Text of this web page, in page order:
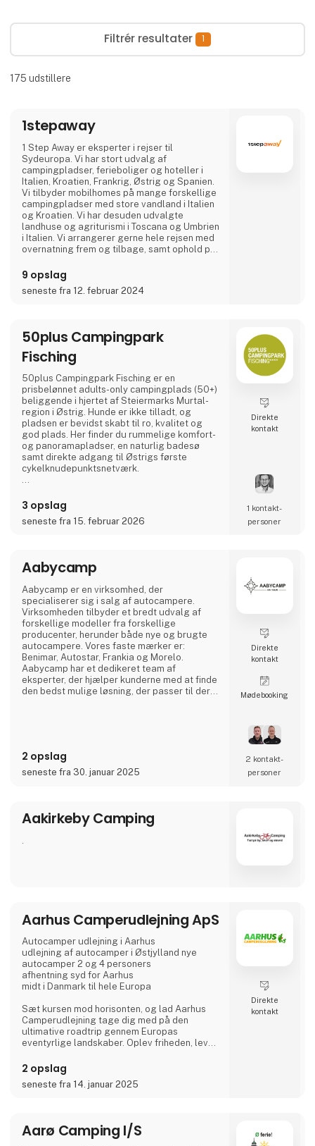
Filtrér resultater 1
175 udstillere
1stepaway
1 Step Away er eksperter i rejser til
Sydeuropa. Vi har stort udvalg af
campingpladser, ferieboliger og hoteller i
Italien, Kroatien, Frankrig, Østrig og Spanien.
Vi tilbyder mobilhomes på mange forskellige
campingpladser med store vandland i Italien
og Kroatien. Vi har desuden udvalgte
landhuse og agriturismi i Toscana og Umbrien
i Italien. Vi arrangerer gerne hele rejsen med
overnatning frem og tilbage, samt ophold på
destination. Er I en gruppe eller flere familier
der rejser sammen, kan vi flere steder
arrangere at I kommer til at bo direkte ved
9 opslag
seneste fra 12. februar 2024
50plus Campingpark
Fisching
50plus Campingpark Fisching er en
prisbelønnet adults-only campingplads (50+)
beliggende i hjertet af Steiermarks Murtal-
region i Østrig. Hunde er ikke tilladt, og
pladsen er bevidst skabt til ro, kvalitet og
god plads. Her finder du rummelige komfort-
og panoramaplads­er, en naturlig badesø
samt direkte adgang til Østrigs første
cykelknudepunktsnetværk.
pris på natur, cykling, regional gastronomi og
afslappede aftener ved vandet – i en varm og
familieejet atmosfære. 🚐🌿
3 opslag
seneste fra 15. februar 2026
Direkte
kontakt
1 kontakt­
personer
Aabycamp
Aabycamp er en virksomhed, der
specialiserer sig i salg af autocampere.
Virksomheden tilbyder et bredt udvalg af
forskellige modeller fra forskellige
producenter, herunder både nye og brugte
autocampere. Vores faste mærker er:
Benimar, Autostar, Frankia og Morelo.
Aabycamp har et dedikeret team af
eksperter, der hjælper kunderne med at finde
den bedst mulige løsning, der passer til deres
virksomheden, og de stræber efter at sikre en
god og pålidelig oplevelse for d
2 opslag
seneste fra 30. januar 2025
Direkte
kontakt
Møde­booking
2 kontakt­
personer
Aakirkeby Camping
Aarhus Camperudlejning ApS
Autocamper udlejning i Aarhus
udlejning af autocamper i Østjylland nye
autocamper 2 og 4 personers
afhentning syd for Aarhus
midt i Danmark til hele Europa
Sæt kursen mod horisonten, og lad Aarhus
Camperudlejning tage dig med på den
ultimative roadtrip gennem Europas
eventyrlige landskaber. Oplev friheden, lev
vejviser til uforglemmelige øjeblikke med
vores autocamper udlejning.
mangfoldige kulturer og smagsoplevelser.
2 opslag
seneste fra 14. januar 2025
Direkte
kontakt
Aarø Camping I/S